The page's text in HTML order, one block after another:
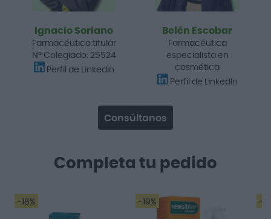
Completa tu pedido
-18% -19% -
Ignacio Soriano
Farmacéutico titular
Nº Colegiado: 25524
Perfil de LinkedIn
Belén Escobar
Farmacéutica
especialista en
cosmética
Perfil de LinkedIn
Consúltanos